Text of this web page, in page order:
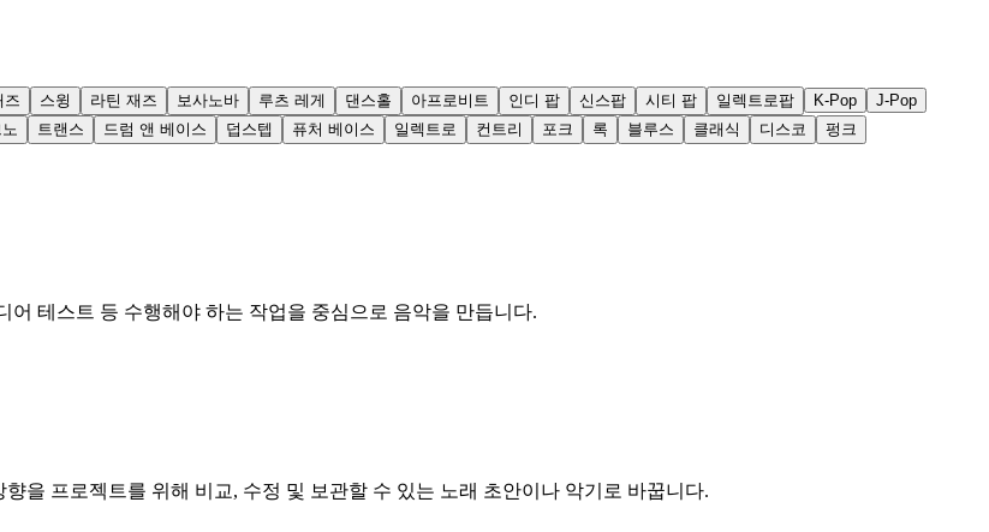
즈 스윙 라틴 재즈 보사노바 루츠 레게 댄스홀 아프로비트 인디 팝 신스팝 시티 팝 일렉트로팝 K-Pop
J-Pop
트랜스 드럼 앤 베이스 덥스텝 퓨처 베이스 일렉트로 컨트리 포크 록 블루스 클래식 디스코 펑크
테스트 등 수행해야 하는 작업을 중심으로 음악을 만듭니다.
을 프로젝트를 위해 비교, 수정 및 보관할 수 있는 노래 초안이나 악기로 바꿉니다.